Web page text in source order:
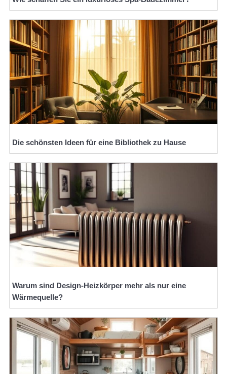
Die schönsten Ideen für eine Bibliothek zu Hause
Warum sind Design-Heizkörper mehr als nur eine
Wärmequelle?